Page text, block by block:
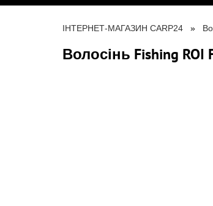
ІНТЕРНЕТ-МАГАЗИН CARP24
Волосінь Fishing ROI